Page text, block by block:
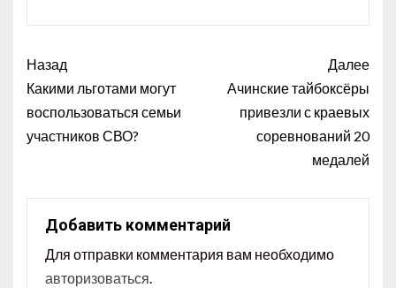
Назад
Какими льготами могут
воспользоваться семьи
участников СВО?
Далее
Ачинские тайбоксёры
привезли с краевых
соревнований 20
медалей
Добавить комментарий
Для отправки комментария вам необходимо
авторизоваться.